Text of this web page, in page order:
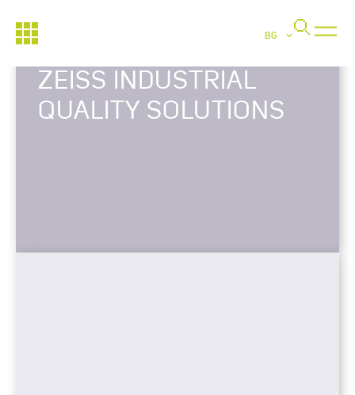
BG
ZEISS INDUSTRIAL
QUALITY SOLUTIONS